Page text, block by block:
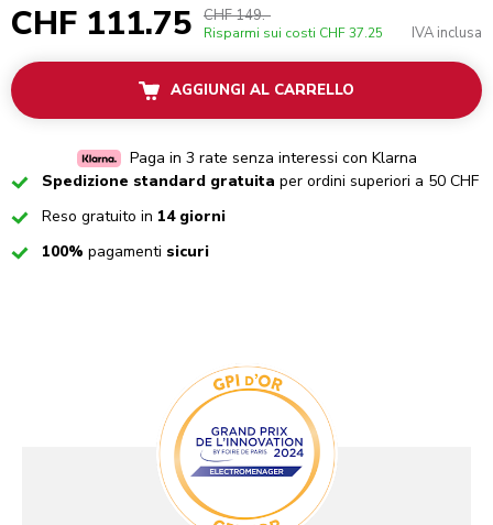
CHF 111.75 CHF 149.-
Risparmi sui costi CHF 37.25 IVA inclusa
AGGIUNGI AL CARRELLO
Paga in 3 rate senza interessi con Klarna
CheckedSpedizione standard gratuita per ordini superiori a 50 CHF
CheckedReso gratuito in 14 giorni
Checked
100% pagamenti sicuri